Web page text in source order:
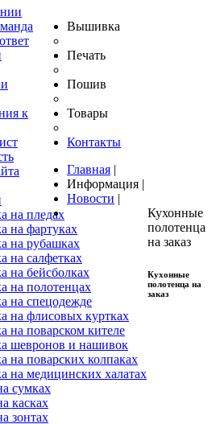
к
Вышивка
на пледах
на фартуках
на рубашках
на салфетках
на бейсболках
на полотенцах
на спецодежде
на флисовых куртках
на поварском кителе
шевронов и нашивок
на поварских колпаках
на медицинских халатах
Печать
сумках
касках
зонтах
Пошив
Товары
Контакты
Главная |
Информация |
Новости |
Кухонные
полотенца
на заказ
Кухонные
полотенца на
заказ